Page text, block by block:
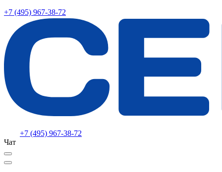
+7 (495) 967-38-72
+7 (495) 967-38-72
Чат